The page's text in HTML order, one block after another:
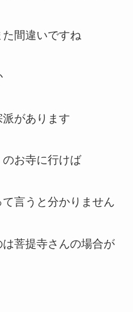
間違いですね
があります
お寺に行けば
言うと分かりません
菩提寺さんの場合が